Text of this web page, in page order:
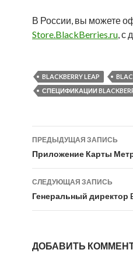
В России, вы можете
Store.BlackBerries.ru, с
BLACKBERRY LEAP
СПЕЦИФИКАЦИИ
Навигация
по
записям
ПРЕДЫДУЩАЯ ЗАПИСЬ
Приложение Карты
СЛЕДУЮЩАЯ ЗАПИСЬ
Генеральный директор
ДОБАВИТЬ